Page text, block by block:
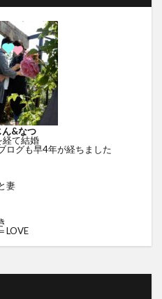
ん&なつ
て結婚
ログも早4年が経ちました
妻
LOVE